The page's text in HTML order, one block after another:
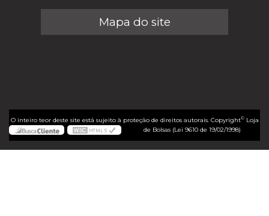
Mapa do site
O inteiro teor deste site está sujeito à proteção de direitos autorais. Copyright©Loja
de Bolsas (Lei 9610 de 19/02/1998)